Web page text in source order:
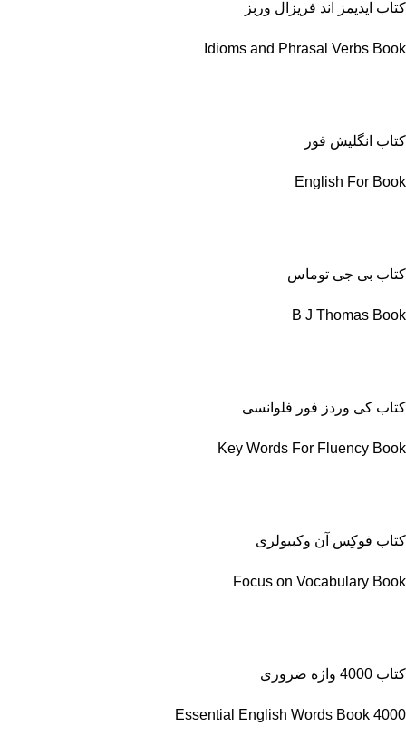
کتاب ایدیمز اند فریزال وربز
Idioms and Phrasal Verbs Book
کتاب انگلیش فور
English For Book
کتاب بی جی توماس
B J Thomas Book
کتاب کی وردز فور فلوانسی
Key Words For Fluency Book
کتاب فوکِس آن وکبیولری
Focus on Vocabulary Book
کتاب 4000 واژه ضروری
4000 Essential English Words Book